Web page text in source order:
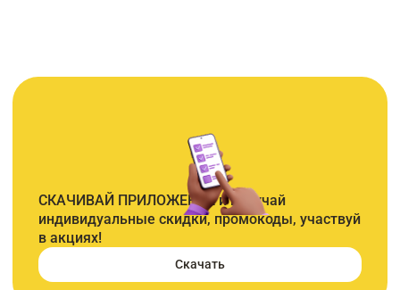
СКАЧИВАЙ ПРИЛОЖЕНИЕ и получай
индивидуальные скидки, промокоды, участвуй
в акциях!
Скачать